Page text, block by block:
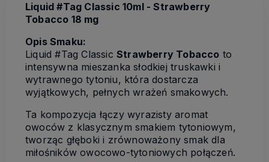
Liquid #Tag Classic 10ml - Strawberry
Tobacco 18 mg
Opis Smaku:
Liquid #Tag Classic Strawberry Tobacco to
intensywna mieszanka słodkiej truskawki i
wytrawnego tytoniu, która dostarcza
wyjątkowych, pełnych wrażeń smakowych.
Ta kompozycja łączy wyrazisty aromat
owoców z klasycznym smakiem tytoniowym,
tworząc głęboki i zrównoważony smak dla
miłośników owocowo-tytoniowych połączeń.